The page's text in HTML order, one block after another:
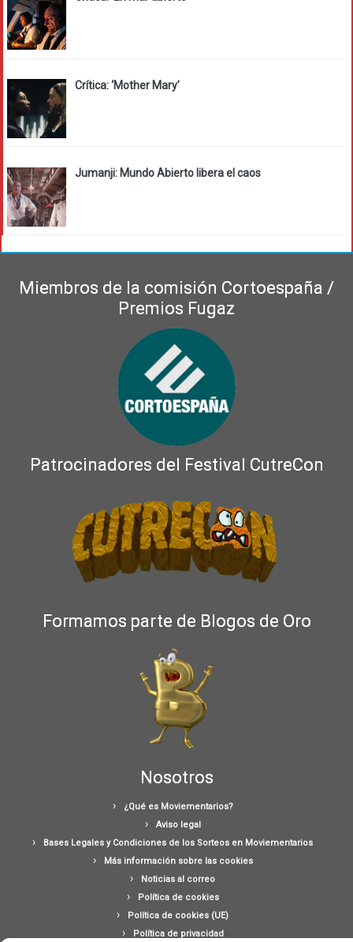
Crítica: ‘Mother Mary’
Jumanji: Mundo Abierto libera el caos
Miembros de la comisión Cortoespaña /
Premios Fugaz
Patrocinadores del Festival CutreCon
Formamos parte de Blogos de Oro
Nosotros
¿Qué es Moviementarios?
Aviso legal
Bases Legales y Condiciones de los Sorteos en Moviementarios
Más información sobre las cookies
Noticias al correo
Política de cookies
Política de cookies (UE)
Política de privacidad